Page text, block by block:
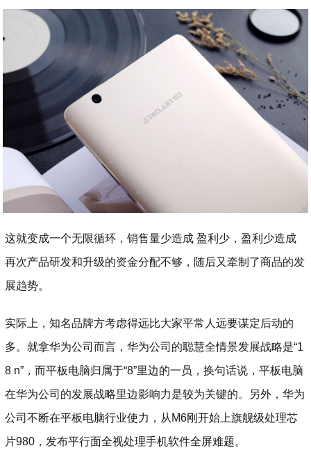
这就变成一个无限循环，销售量少造成 盈利少，盈利少造成
再次产品研发和升级的资金分配不够，随后又牵制了商品的发
展趋势。
实际上，知名品牌方考虑得远比大家平常人远要谋定后动的
多。就拿华为公司而言，华为公司的聪慧全情景发展战略是“1
8 n”，而平板电脑归属于“8”里边的一员，换句话说，平板电脑
在华为公司的发展战略里边影响力是较为关键的。另外，华为
公司不断在平板电脑行业使力，从M6刚开始上旗舰级处理芯
片980，发布平行面全视处理手机软件全屏难题。